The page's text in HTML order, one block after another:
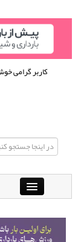
کاربر گرامی